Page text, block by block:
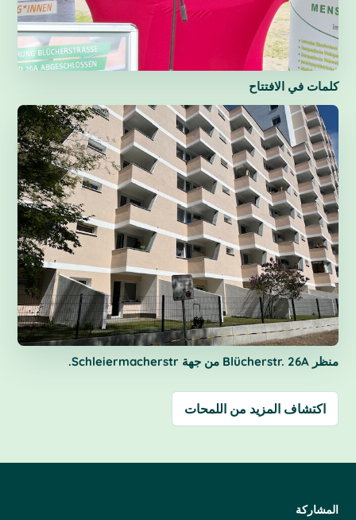
كلمات في الافتتاح
منظر Blücherstr. 26A من جهة Schleiermacherstr.
اكتشاف المزيد من اللمحات
المشاركة